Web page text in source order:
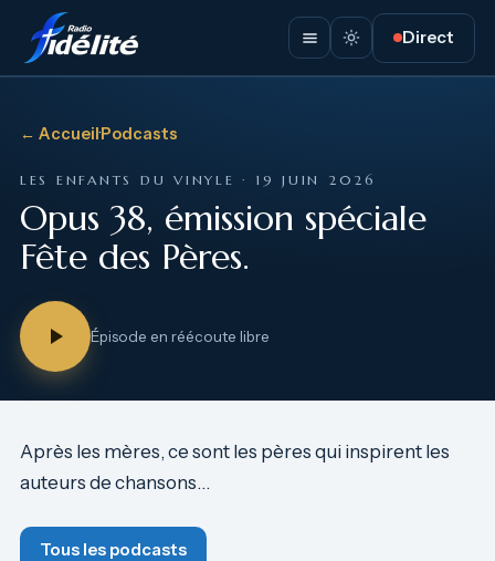
Direct
← Accueil·Podcasts
LES ENFANTS DU VINYLE · 19 JUIN 2026
Opus 38, émission spéciale
Fête des Pères.
Épisode en réécoute libre
Après les mères, ce sont les pères qui inspirent les
auteurs de chansons…
Tous les podcasts